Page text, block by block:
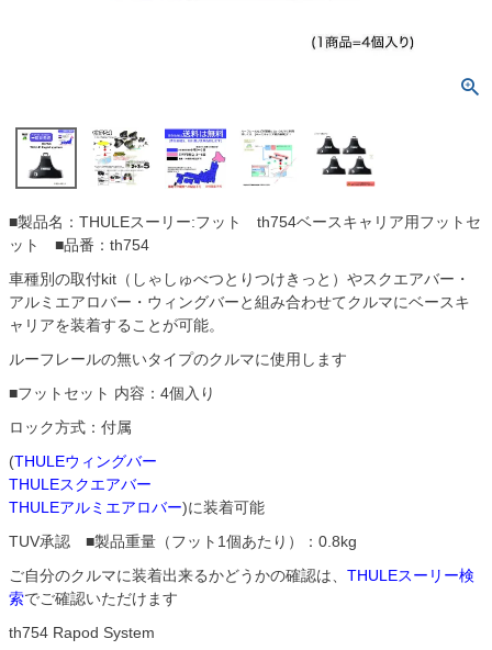
■製品名：THULEスーリー:フット th754ベースキャリア用フットセ
ット ■品番：th754
車種別の取付kit（しゃしゅべつとりつけきっと）やスクエアバー・
アルミエアロバー・ウィングバーと組み合わせてクルマにベースキ
ャリアを装着することが可能。
ルーフレールの無いタイプのクルマに使用します
■フットセット 内容：4個入り
ロック方式：付属
(THULEウィングバー
THULEスクエアバー
THULEアルミエアロバー)に装着可能
TUV承認 ■製品重量（フット1個あたり）：0.8kg
ご自分のクルマに装着出来るかどうかの確認は、 THULEスーリー検
索でご確認いただけます
th754 Rapod System